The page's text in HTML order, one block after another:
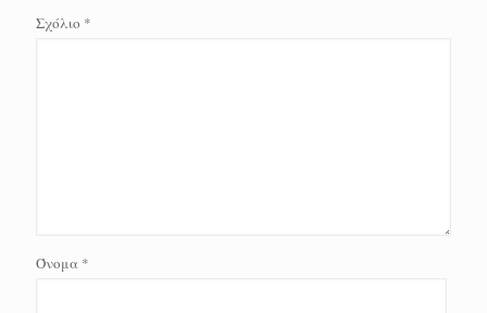
Σχόλιο *
Όνομα *